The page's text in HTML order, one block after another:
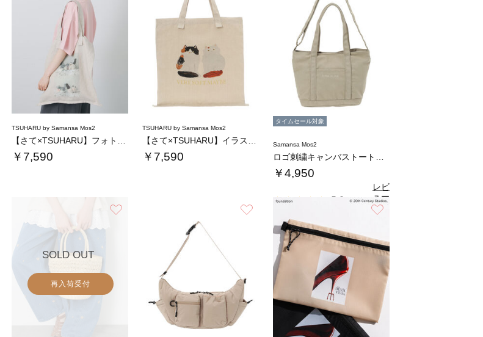
TSUHARU by Samansa Mos2
￥7,590
TSUHARU by Samansa Mos2
￥7,590
タイムセール対象
Samansa Mos2
￥4,950
5.0 （2）
レビ
ュー
を見
る
SOLD OUT
再入荷受付